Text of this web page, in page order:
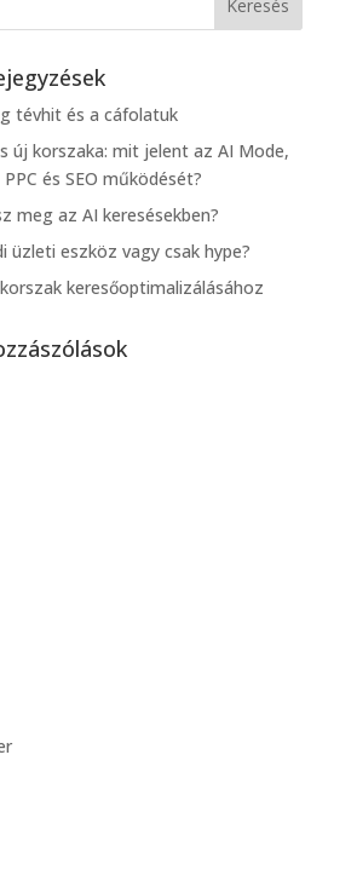
tévhit és a cáfolatuk
új korszaka: mit jelent az AI Mode,
és SEO működését?
meg az AI keresésekben?
üzleti eszköz vagy csak hype?
keresőoptimalizálásához